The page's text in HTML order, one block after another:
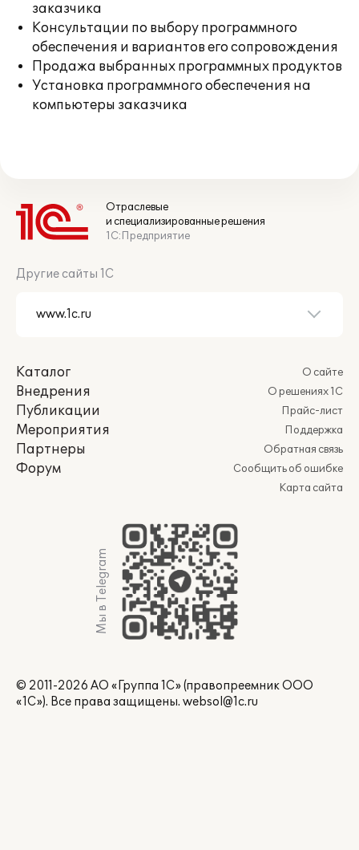
заказчика
Консультации по выбору программного
обеспечения и вариантов его сопровождения
Продажа выбранных программных продуктов
Установка программного обеспечения на
компьютеры заказчика
Отраслевые
и специализированные решения
1С:Предприятие
Другие сайты 1С
Каталог
Внедрения
Публикации
Мероприятия
Партнеры
Форум
О сайте
О решениях 1С
Прайс-лист
Поддержка
Обратная связь
Сообщить об ошибке
Карта сайта
Мы в Telegram
© 2011-2026 АО «Группа 1С» (правопреемник ООО
«1С»). Все права защищены. websol@1c.ru